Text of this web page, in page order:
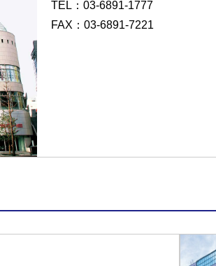
TEL： 03-6891-1777
FAX：03-6891-7221